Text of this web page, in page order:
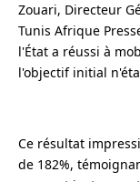
Zouari, Directeur
Tunis Afrique
l'État a réussi à
l'objectif initial
Ce résultat
de 182%,